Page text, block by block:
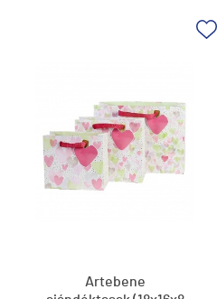
Artebene